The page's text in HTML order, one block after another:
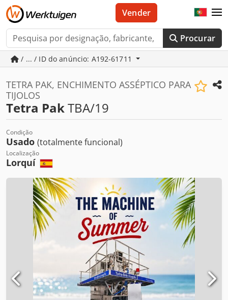
Procurar
Vender
/ ... / ID do anúncio: A192-61711
TETRA PAK, ENCHIMENTO ASSÉPTICO PARA
TIJOLOS
Tetra PakTBA/19
Condição
Usado (totalmente funcional)
Localização
Lorquí